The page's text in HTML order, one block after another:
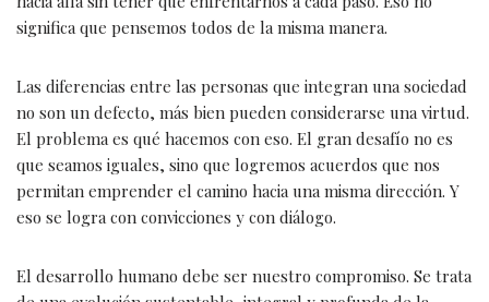
significa que pensemos todos de la misma manera.
Las diferencias entre las personas que integran una sociedad
no son un defecto, más bien pueden considerarse una virtud.
El problema es qué hacemos con eso. El gran desafío no es
que seamos iguales, sino que logremos acuerdos que nos
permitan emprender el camino hacia una misma dirección. Y
eso se logra con convicciones y con diálogo.
El desarrollo humano debe ser nuestro compromiso. Se trata